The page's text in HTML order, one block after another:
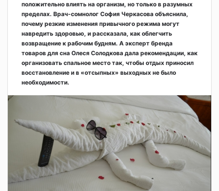
положительно влиять на организм, но только в разумных
пределах. Врач-сомнолог София Черкасова объяснила,
почему резкие изменения привычного режима могут
навредить здоровью, и рассказала, как облегчить
возвращение к рабочим будням. А эксперт бренда
товаров для сна Олеся Солодкова дала рекомендации, как
организовать спальное место так, чтобы отдых приносил
восстановление и в «отсыпных» выходных не было
необходимости.